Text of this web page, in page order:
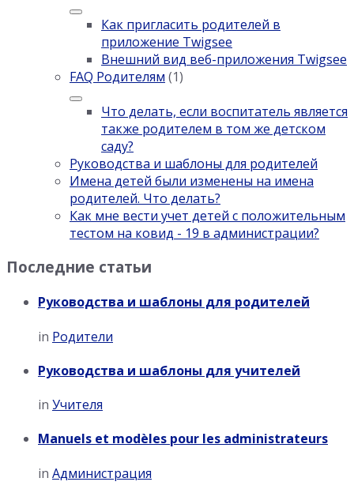
Как пригласить родителей в
приложение Twigsee
Внешний вид веб-приложения Twigsee
FAQ Родителям (1)
Что делать, если воспитатель является
также родителем в том же детском
саду?
Руководства и шаблоны для родителей
Имена детей были изменены на имена
родителей. Что делать?
Как мне вести учет детей с положительным
тестом на ковид - 19 в администрации?
Последние статьи
Руководства и шаблоны для родителей
in Родители
Руководства и шаблоны для учителей
in Учителя
Manuels et modèles pour les administrateurs
in Администрация